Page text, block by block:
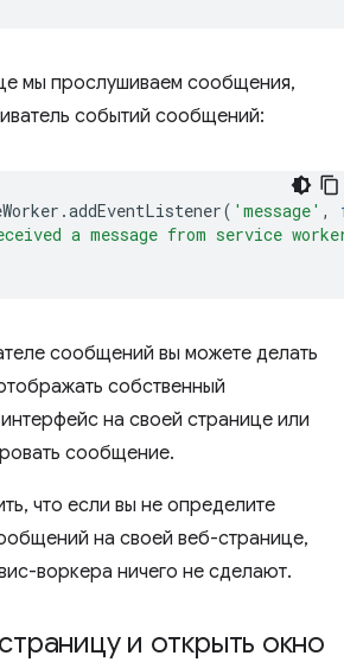
мы прослушиваем сообщения,
событий сообщений:
.addEventListener( 'message' ,
a message from service
сообщений вы можете делать
собственный
на своей странице или
сообщение.
что если вы не определите
на своей веб-странице,
воркера ничего не сделают.
и открыть окно